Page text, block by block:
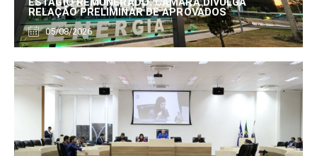
ESTÁGIO REMUNERADO: CÂMARA DIVULGA
RELAÇÃO PRELIMINAR DE APROVADOS
05/08/2026